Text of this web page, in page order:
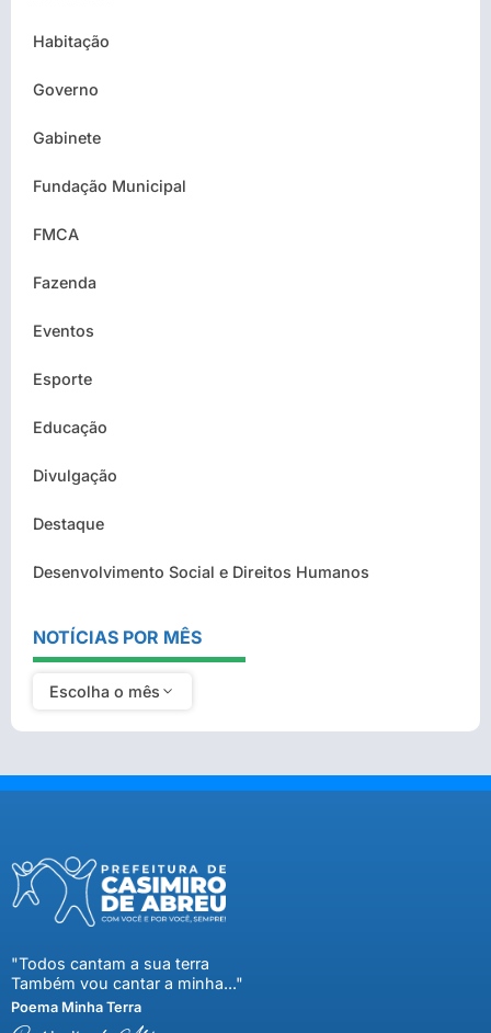
Habitação
Governo
Gabinete
Fundação Municipal
FMCA
Fazenda
Eventos
Esporte
Educação
Divulgação
Destaque
Desenvolvimento Social e Direitos Humanos
NOTÍCIAS POR MÊS
Escolha o mês
"Todos cantam a sua terra
Também vou cantar a minha..."
Poema Minha Terra